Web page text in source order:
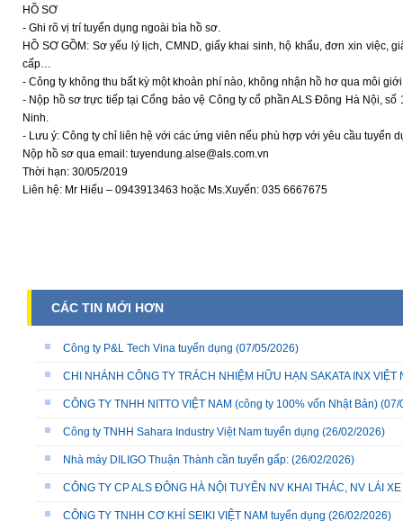
HỒ SƠ
- Ghi rõ vị trí tuyển dụng ngoài bìa hồ sơ.
HỒ SƠ GỒM: Sơ yếu lý lịch, CMND, giấy khai sinh, hộ khẩu, đơn xin việc,
cấp…
- Công ty không thu bất kỳ một khoản phí nào, không nhận hồ hơ qua môi
- Nộp hồ sơ trực tiếp tại Cổng bảo vệ Công ty cổ phần ALS Đông Hà Nội,
Ninh.
- Lưu ý: Công ty chỉ liên hệ với các ứng viên nếu phù hợp với yêu cầu tuyển
Nộp hồ sơ qua email: tuyendung.alse@als.com.vn
Thời hạn: 30/05/2019
Liên hệ: Mr Hiếu – 0943913463 hoặc Ms.Xuyến: 035 6667675
CÁC TIN MỚI HƠN
Công ty P&L Tech Vina tuyển dụng (07/05/2026)
CHI NHÁNH CÔNG TY TRÁCH NHIỆM HỮU HẠN SAKATA INX
CÔNG TY TNHH NITTO VIỆT NAM (công ty 100% vốn Nhật Bản) (07/
Công ty TNHH Sahara Industry Việt Nam tuyển dụng (26/02/2026)
Nhà máy DILIGO Thuận Thành cần tuyển gấp: (26/02/2026)
CÔNG TY CP ALS ĐÔNG HÀ NỘI TUYỂN NV KHAI THÁC, NV LÁI
CÔNG TY TNHH CƠ KHÍ SEIKI VIỆT NAM tuyển dụng (26/02/2026)